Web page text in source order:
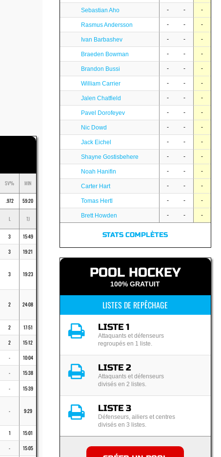
SV% MIN
.972 59:20
L TJ
3 15:49
3 19:21
3 19:23
2 24:08
2 17:51
2 15:12
- 10:04
- 15:38
- 15:39
- 9:29
1 15:01
- 15:05
Sebastian Aho - - -
Rasmus Andersson - - -
Ivan Barbashev - - -
Braeden Bowman - - -
Brandon Bussi - - -
William Carrier - - -
Jalen Chatfield - - -
Pavel Dorofeyev - - -
Nic Dowd - - -
Jack Eichel - - -
Shayne Gostisbehere - - -
Noah Hanifin - - -
Carter Hart - - -
Tomas Hertl - - -
Brett Howden - - -
STATS COMPLÈTES
POOL HOCKEY
100% GRATUIT
LISTES DE REPÊCHAGE
LISTE 1
Attaquants et défenseurs
regroupés en 1 liste.
LISTE 2
Attaquants et défenseurs
divisés en 2 listes.
LISTE 3
Défenseurs, ailiers et centres
divisés en 3 listes.